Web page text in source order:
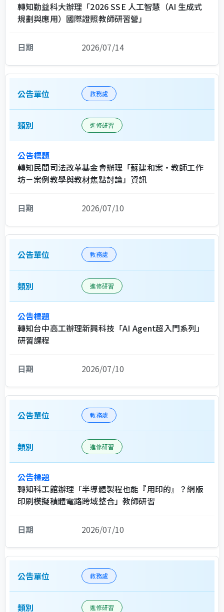
轉知勤益科大辦理「2026 SSE 人工智慧（AI 生成式
規劃與應用）國際證照教師研習營」
2026/07/14
教務處
進修研習
轉知民間司法改革基金會辦理「蘇建和案・教師工作
坊－案例教學與教材焦點討論」資訊
2026/07/10
教務處
進修研習
轉知台中高工辦理新興科技「AI Agent超入門系列」
研習課程
2026/07/10
教務處
進修研習
轉知科工館辦理「半導體製程也能『用印的』？網版
印刷模擬積體電路跨域整合」教師研習
2026/07/10
教務處
進修研習